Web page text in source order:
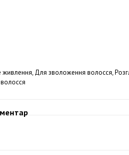
живлення, Для зволоження волосся,